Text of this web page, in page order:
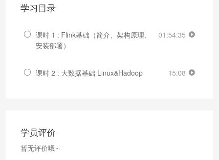
学习目录
课时 1 : Flink基础（简介、架构原理、
安装部署）
01:54:35
课时 2 : 大数据基础 Linux&Hadoop 15:08
学员评价
暂无评价哦～